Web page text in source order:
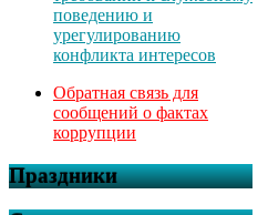
поведению и
урегулированию
конфликта интересов
Обратная связь для
сообщений о фактах
коррупции
Праздники